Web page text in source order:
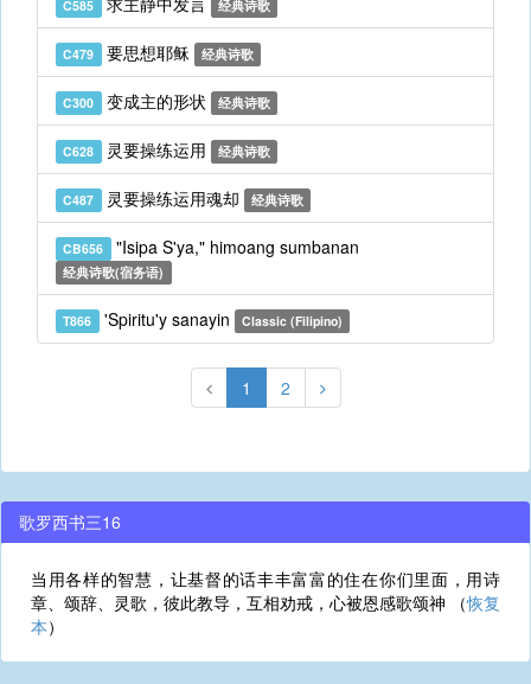
C585 经典诗歌
C479 要思想耶稣 经典诗歌
C300 变成主的形状 经典诗歌
C628 灵要操练运用 经典诗歌
C487 灵要操练运用魂却 经典诗歌
CB656 "Isipa S'ya," himoang sumbanan
经典诗歌(宿务语)
T866 'Spiritu'y sanayin Classic (Filipino)
1 2
歌罗西书三16
当用各样的智慧，让基督的话丰丰富富的住在你们里面，用诗
章、颂辞、灵歌，彼此教导，互相劝戒，心被恩感歌颂神 （恢复
本）